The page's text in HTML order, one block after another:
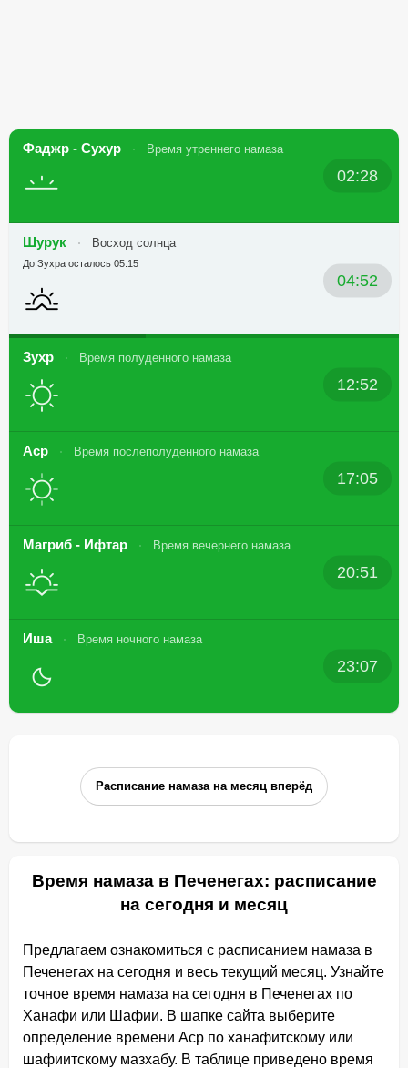
Фаджр - Сухур Время утреннего намаза
02:28
Шурук Восход солнца
04:52
До Зухра осталось 05:15
Зухр Время полуденного намаза
12:52
Аср Время послеполуденного намаза
17:05
Магриб - Ифтар Время вечернего намаза
20:51
Иша Время ночного намаза
23:07
Расписание намаза на месяц вперёд
Время намаза в Печенегах: расписание
на сегодня и месяц
Предлагаем ознакомиться с расписанием намаза в
Печенегах на сегодня и весь текущий месяц. Узнайте
точное время намаза на сегодня в Печенегах по
Ханафи или Шафии. В шапке сайта выберите
определение времени Аср по ханафитскому или
шафиитскому мазхабу. В таблице приведено время